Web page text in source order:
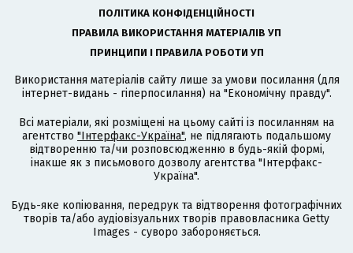
ПОЛІТИКА КОНФІДЕНЦІЙНОСТІ
ПРАВИЛА ВИКОРИСТАННЯ МАТЕРІАЛІВ УП
ПРИНЦИПИ І ПРАВИЛА РОБОТИ УП
Використання матеріалів сайту лише за умови посилання (для
інтернет-видань - гіперпосилання) на "Економічну правду".
Всі матеріали, які розміщені на цьому сайті із посиланням на
агентство "Інтерфакс-Україна", не підлягають подальшому
відтворенню та/чи розповсюдженню в будь-якій формі,
інакше як з письмового дозволу агентства "Інтерфакс-
Україна".
Будь-яке копіювання, передрук та відтворення фотографічних
творів та/або аудіовізуальних творів правовласника Getty
Images - суворо забороняється.